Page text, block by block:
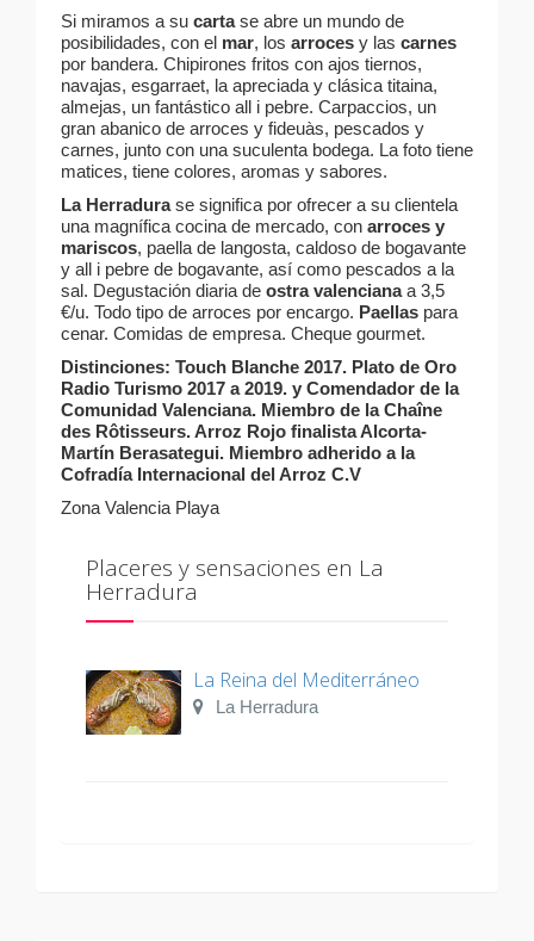
Si miramos a su cartase abre un mundo de
posibilidades, con el mar, los arroces y las carnes
por bandera. Chipirones fritos con ajos tiernos,
navajas, esgarraet, la apreciada y clásica titaina,
almejas, un fantástico all i pebre. Carpaccios, un
gran abanico de arroces y fideuàs, pescados y
carnes, junto con una suculenta bodega. La foto tiene
matices, tiene colores, aromas y sabores.
La Herradurase significa por ofrecer a su clientela
una magnífica cocina de mercado, con arroces y
mariscos, paella de langosta, caldoso de bogavante
y all i pebre de bogavante, así como pescados a la
sal. Degustación diaria de ostra valencianaa 3,5
€/u. Todo tipo de arroces por encargo. Paellas para
cenar. Comidas de empresa. Cheque gourmet.
Distinciones: Touch Blanche 2017. Plato de Oro
Radio Turismo 2017 a 2019. y Comendador de la
Comunidad Valenciana. Miembro de la Chaîne
des Rôtisseurs. Arroz Rojo finalista Alcorta-
Martín Berasategui. Miembro adherido a la
Cofradía Internacional del Arroz C.V
Zona Valencia Playa
Placeres y sensaciones en La
Herradura
La Reina del Mediterráneo
La Herradura